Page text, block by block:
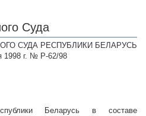
Суда
СУДА РЕСПУБЛИКИ БЕЛАРУСЬ
1998 г. № Р-62/98
Беларусь в составе